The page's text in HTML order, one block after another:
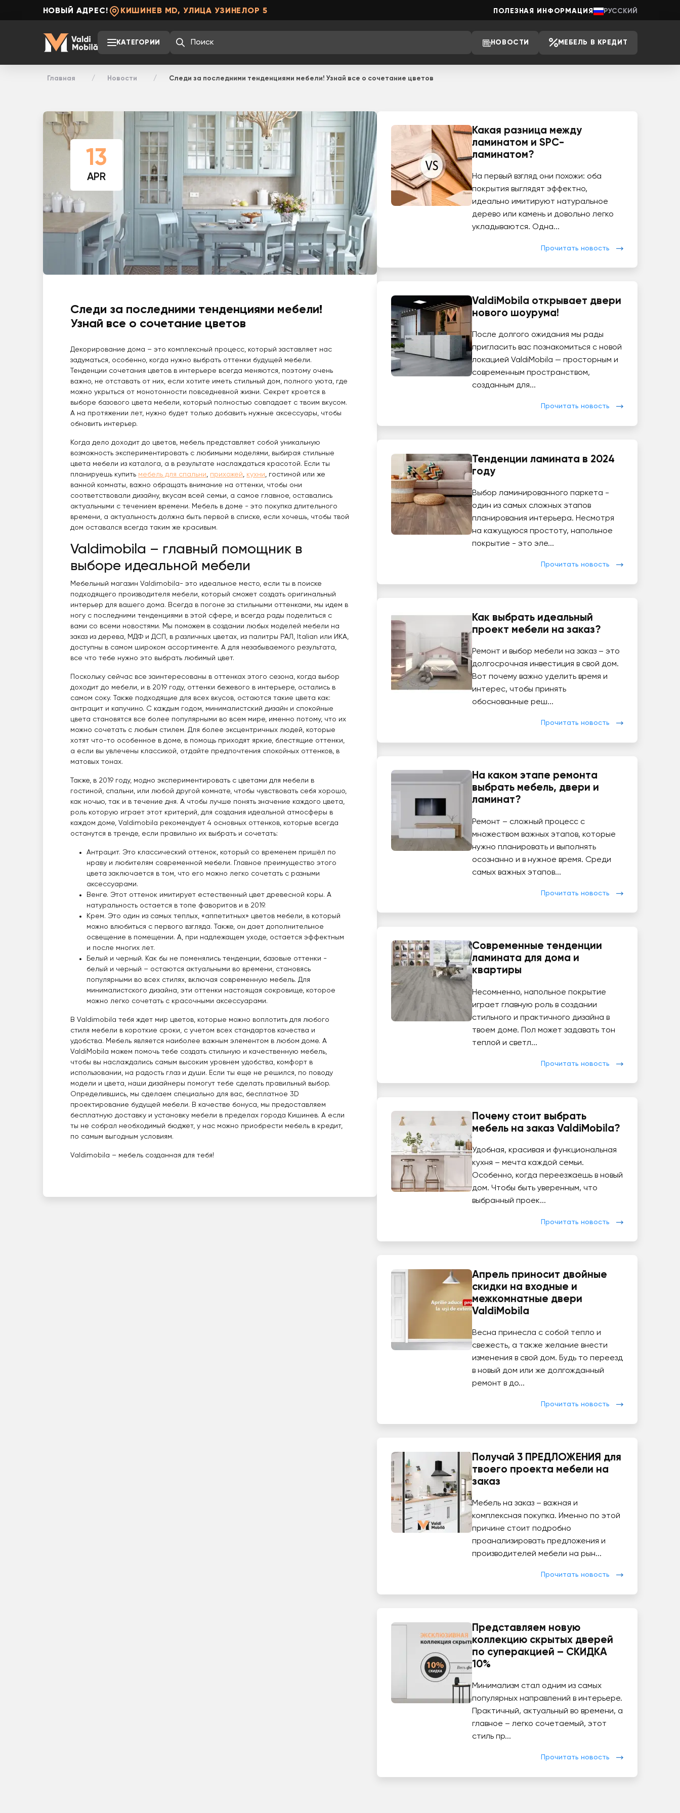
НОВЫЙ АДРЕС! КИШИНЕВ MD, УЛИЦА УЗИНЕЛОР 5 ПОЛЕЗНАЯ ИНФОРМАЦИЯ РУССКИЙ
КАТЕГОРИИ НОВОСТИ МЕБЕЛЬ В КРЕДИТ
Главная Новости Следи за последними тенденциями мебели! Узнай все о сочетание цветов
13
APR
Следи за последними тенденциями мебели!
Узнай все о сочетание цветов
Декорирование дома – это комплексный процесс, который заставляет нас
задуматься, особенно, когда нужно выбрать оттенки будущей мебели.
Тенденции сочетания цветов в интерьере всегда меняются, поэтому очень
важно, не отставать от них, если хотите иметь стильный дом, полного уюта, где
можно укрыться от монотонности повседневной жизни. Секрет кроется в
выборе базового цвета мебели, который полностью совпадает с твоим вкусом.
А на протяжении лет, нужно будет только добавить нужные аксессуары, чтобы
обновить интерьер.
Когда дело доходит до цветов, мебель представляет собой уникальную
возможность экспериментировать с любимыми моделями, выбирая стильные
цвета мебели из каталога, а в результате наслаждаться красотой. Если ты
планируешь купить мебель для спальни, прихожей, кухни, гостиной или же
ванной комнаты, важно обращать внимание на оттенки, чтобы они
соответствовали дизайну, вкусам всей семьи, а самое главное, оставались
актуальными с течением времени. Мебель в доме - это покупка длительного
времени, а актуальность должна быть первой в списке, если хочешь, чтобы твой
дом оставался всегда таким же красивым.
Valdimobila – главный помощник в
выборе идеальной мебели
Мебельный магазин Valdimobila- это идеальное место, если ты в поиске
подходящего производителя мебели, который сможет создать оригинальный
интерьер для вашего дома. Всегда в погоне за стильными оттенками, мы идем в
ногу с последними тенденциями в этой сфере, и всегда рады поделиться с
вами со всеми новостями. Мы поможем в создании любых моделей мебели на
заказ из дерева, МДФ и ДСП, в различных цветах, из палитры РАЛ, Italian или ИКА,
доступны в самом широком ассортименте. А для незабываемого результата,
все что тебе нужно это выбрать любимый цвет.
Поскольку сейчас все заинтересованы в оттенках этого сезона, когда выбор
доходит до мебели, и в 2019 году, оттенки бежевого в интерьере, остались в
самом соку. Также подходящие для всех вкусов, остаются такие цвета как:
антрацит и капучино. С каждым годом, минималистский дизайн и спокойные
цвета становятся все более популярными во всем мире, именно потому, что их
можно сочетать с любым стилем. Для более эксцентричных людей, которые
хотят что-то особенное в доме, в помощь приходят яркие, блестящие оттенки,
а если вы увлечены классикой, отдайте предпочтения спокойных оттенков, в
матовых тонах.
Также, в 2019 году, модно экспериментировать с цветами для мебели в
гостиной, спальни, или любой другой комнате, чтобы чувствовать себя хорошо,
как ночью, так и в течение дня. А чтобы лучше понять значение каждого цвета,
роль которую играет этот критерий, для создания идеальной атмосферы в
каждом доме, Valdimobila рекомендует 4 основных оттенков, которые всегда
останутся в тренде, если правильно их выбрать и сочетать:
Антрацит. Это классический оттенок, который со временем пришёл по
нраву и любителям современной мебели. Главное преимущество этого
цвета заключается в том, что его можно легко сочетать с разными
аксессуарами.
Венге. Этот оттенок имитирует естественный цвет древесной коры. А
натуральность остается в топе фаворитов и в 2019.
Крем. Это один из самых теплых, «аппетитных» цветов мебели, в который
можно влюбиться с первого взгляда. Также, он дает дополнительное
освещение в помещении. А, при надлежащем уходе, остается эффектным
и после многих лет.
Белый и черный. Как бы не поменялись тенденции, базовые оттенки -
белый и черный – остаются актуальными во времени, становясь
популярными во всех стилях, включая современную мебель. Для
минималистского дизайна, эти оттенки настоящая сокровище, которое
можно легко сочетать с красочными аксессуарами.
В Valdimobila тебя ждет мир цветов, которые можно воплотить для любого
стиля мебели в короткие сроки, с учетом всех стандартов качества и
удобства. Мебель является наиболее важным элементом в любом доме. А
ValdiMobila можем помочь тебе создать стильную и качественную мебель,
чтобы вы наслаждались самым высоким уровнем удобства, комфорт в
использовании, на радость глаз и души. Если ты еще не решился, по поводу
модели и цвета, наши дизайнеры помогут тебе сделать правильный выбор.
Определившись, мы сделаем специально для вас, бесплатное 3D
проектирование будущей мебели. В качестве бонуса, мы предоставляем
бесплатную доставку и установку мебели в пределах города Кишинев. А если
ты не собрал необходимый бюджет, у нас можно приобрести мебель в кредит,
по самым выгодным условиям.
Valdimobila – мебель созданная для тебя!
Какая разница между
ламинатом и SPC-
ламинатом?
На первый взгляд они похожи: оба
покрытия выглядят эффектно,
идеально имитируют натуральное
дерево или камень и довольно легко
укладываются. Одна...
Прочитать новость
ValdiMobila открывает двери
нового шоурума!
После долгого ожидания мы рады
пригласить вас познакомиться с новой
локацией ValdiMobila — просторным и
современным пространством,
созданным для...
Прочитать новость
Тенденции ламината в 2024
году
Выбор ламинированного паркета -
один из самых сложных этапов
планирования интерьера. Несмотря
на кажущуюся простоту, напольное
покрытие - это эле...
Прочитать новость
Как выбрать идеальный
проект мебели на заказ?
Ремонт и выбор мебели на заказ – это
долгосрочная инвестиция в свой дом.
Вот почему важно уделить время и
интерес, чтобы принять
обоснованные реш...
Прочитать новость
На каком этапе ремонта
выбрать мебель, двери и
ламинат?
Ремонт – сложный процесс с
множеством важных этапов, которые
нужно планировать и выполнять
осознанно и в нужное время. Среди
самых важных этапов...
Прочитать новость
Современные тенденции
ламината для дома и
квартиры
Несомненно, напольное покрытие
играет главную роль в создании
стильного и практичного дизайна в
твоем доме. Пол может задавать тон
теплой и светл...
Прочитать новость
Почему стоит выбрать
мебель на заказ ValdiMobila?
Удобная, красивая и функциональная
кухня – мечта каждой семьи.
Особенно, когда переезжаешь в новый
дом. Чтобы быть уверенным, что
выбранный проек...
Прочитать новость
Апрель приносит двойные
скидки на входные и
межкомнатные двери
ValdiMobila
Весна принесла с собой тепло и
свежесть, а также желание внести
изменения в свой дом. Будь то переезд
в новый дом или же долгожданный
ремонт в до...
Прочитать новость
Получай 3 ПРЕДЛОЖЕНИЯ для
твоего проекта мебели на
заказ
Мебель на заказ – важная и
комплексная покупка. Именно по этой
причине стоит подробно
проанализировать предложения и
производителей мебели на рын...
Прочитать новость
Представляем новую
коллекцию скрытых дверей
по суперакцией – СКИДКА
10%
Минимализм стал одним из самых
популярных направлений в интерьере.
Практичный, актуальный во времени, а
главное – легко сочетаемый, этот
стиль пр...
Прочитать новость